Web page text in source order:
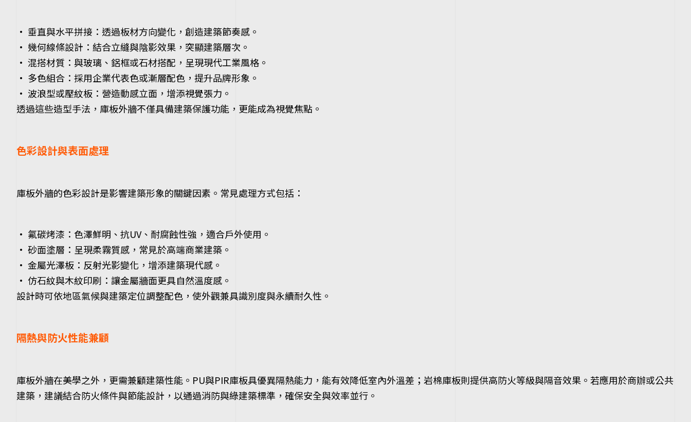
• 垂直與水平拼接：透過板材方向變化，創造建築節奏感。
• 幾何線條設計：結合立縫與陰影效果，突顯建築層次。
• 混搭材質：與玻璃、鋁框或石材搭配，呈現現代工業風格。
• 多色組合：採用企業代表色或漸層配色，提升品牌形象。
• 波浪型或壓紋板：營造動感立面，增添視覺張力。
透過這些造型手法，庫板外牆不僅具備建築保護功能，更能成為視覺焦點。
色彩設計與表面處理
庫板外牆的色彩設計是影響建築形象的關鍵因素。常見處理方式包括：
• 氟碳烤漆：色澤鮮明、抗UV、耐腐蝕性強，適合戶外使用。
• 砂面塗層：呈現柔霧質感，常見於高端商業建築。
• 金屬光澤板：反射光影變化，增添建築現代感。
• 仿石紋與木紋印刷：讓金屬牆面更具自然溫度感。
設計時可依地區氣候與建築定位調整配色，使外觀兼具識別度與永續耐久性。
隔熱與防火性能兼顧
庫板外牆在美學之外，更需兼顧建築性能。PU與PIR庫板具優異隔熱能力，能有效降低室內外溫差；岩棉庫板則提供高防火等級與隔音效果。若應用於商辦或公共
建築，建議結合防火條件與節能設計，以通過消防與綠建築標準，確保安全與效率並行。